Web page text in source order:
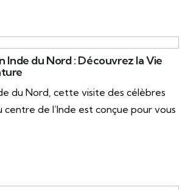
Inde du Nord : Découvrez la Vie
du Nord, cette visite des célèbres
centre de l’Inde est conçue pour vous